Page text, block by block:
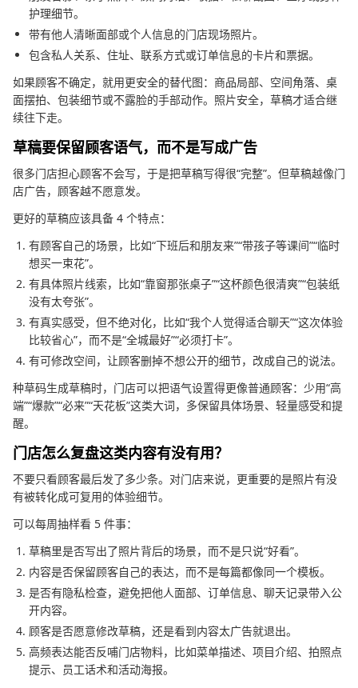
护理细节。
带有他人清晰面部或个人信息的门店现场照片。
包含私人关系、住址、联系方式或订单信息的卡片和票据。
如果顾客不确定，就用更安全的替代图：商品局部、空间角落、桌
面摆拍、包装细节或不露脸的手部动作。照片安全，草稿才适合继
续往下走。
草稿要保留顾客语气，而不是写成广告
很多门店担心顾客不会写，于是把草稿写得很“完整”。但草稿越像门
店广告，顾客越不愿意发。
更好的草稿应该具备 4 个特点：
有顾客自己的场景，比如“下班后和朋友来”“带孩子等课间”“临时
想买一束花”。
有具体照片线索，比如“靠窗那张桌子”“这杯颜色很清爽”“包装纸
没有太夸张”。
有真实感受，但不绝对化，比如“我个人觉得适合聊天”“这次体验
比较省心”，而不是“全城最好”“必须打卡”。
有可修改空间，让顾客删掉不想公开的细节，改成自己的说法。
种草码生成草稿时，门店可以把语气设置得更像普通顾客：少用“高
端”“爆款”“必来”“天花板”这类大词，多保留具体场景、轻量感受和提
醒。
门店怎么复盘这类内容有没有用？
不要只看顾客最后发了多少条。对门店来说，更重要的是照片有没
有被转化成可复用的体验细节。
可以每周抽样看 5 件事：
草稿里是否写出了照片背后的场景，而不是只说“好看”。
内容是否保留顾客自己的表达，而不是每篇都像同一个模板。
是否有隐私检查，避免把他人面部、订单信息、聊天记录带入公
开内容。
顾客是否愿意修改草稿，还是看到内容太广告就退出。
高频表达能否反哺门店物料，比如菜单描述、项目介绍、拍照点
提示、员工话术和活动海报。